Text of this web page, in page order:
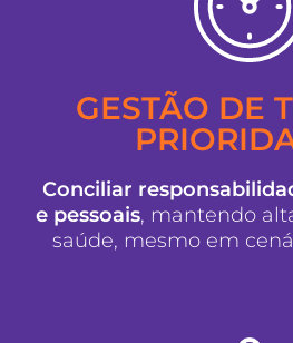
GESTÃO DE
Conciliar
e pessoais, mantendo
saúde, mesmo em